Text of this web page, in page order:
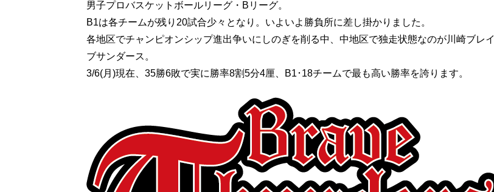
男子プロバスケットボールリーグ・Bリーグ。
B1は各チームが残り20試合少々となり。いよいよ勝負所に差し掛かりました。
各地区でチャンピオンシップ進出争いにしのぎを削る中、中地区で独走状態なのが川崎ブレイ
ブサンダース。
3/6(月)現在、35勝6敗で実に勝率8割5分4厘、B1･18チームで最も高い勝率を誇ります。